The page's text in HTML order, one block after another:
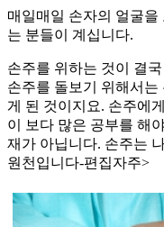
매일매일 손자의 얼굴을
는 분들이 계십니다.
손주를 위하는 것이 결
손주를 돌보기 위해서
게 된 것이지요. 손주에
이 보다 많은 공부를 해
재가 아닙니다. 손주는
원천입니다-편집자주>